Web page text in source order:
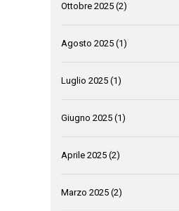
Ottobre 2025 (2)
Agosto 2025 (1)
Luglio 2025 (1)
Giugno 2025 (1)
Aprile 2025 (2)
Marzo 2025 (2)